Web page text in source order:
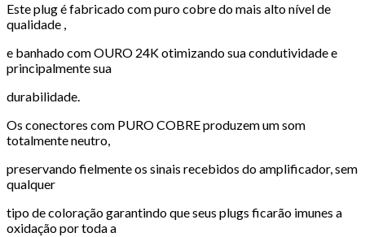
Este plug é fabricado com puro cobre do mais alto nível de
qualidade ,
e banhado com OURO 24K otimizando sua condutividade e
principalmente sua
durabilidade.
Os conectores com PURO COBRE produzem um som
totalmente neutro,
preservando fielmente os sinais recebidos do amplificador, sem
qualquer
tipo de coloração garantindo que seus plugs ficarão imunes a
oxidação por toda a